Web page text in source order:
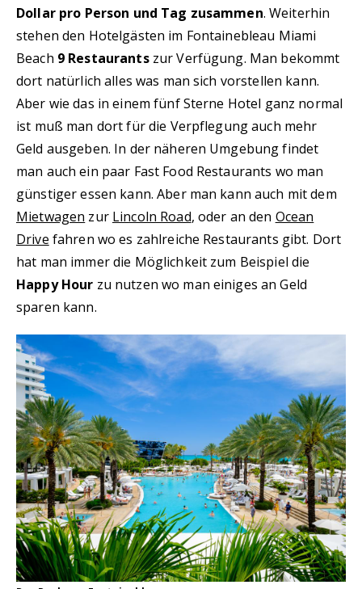
Dollar pro Person und Tag zusammen. Weiterhin
stehen den Hotelgästen im Fontainebleau Miami
Beach 9 Restaurantszur Verfügung. Man bekommt
dort natürlich alles was man sich vorstellen kann.
Aber wie das in einem fünf Sterne Hotel ganz normal
ist muß man dort für die Verpflegung auch mehr
Geld ausgeben. In der näheren Umgebung findet
man auch ein paar Fast Food Restaurants wo man
günstiger essen kann. Aber man kann auch mit dem
Mietwagen zur Lincoln Road, oder an den Ocean
Drive fahren wo es zahlreiche Restaurants gibt. Dort
hat man immer die Möglichkeit zum Beispiel die
Happy Hour zu nutzen wo man einiges an Geld
sparen kann.